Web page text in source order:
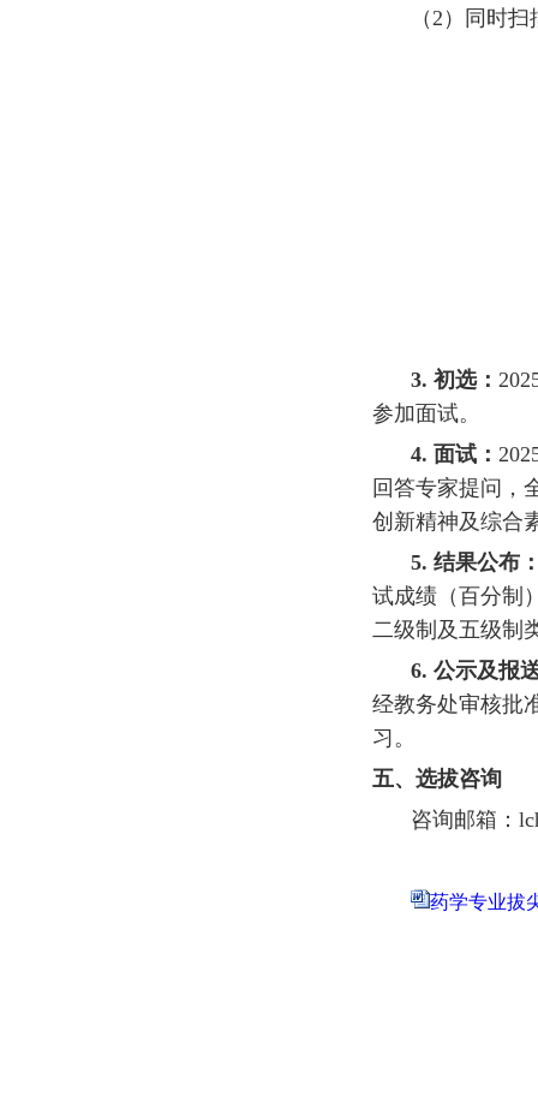
（2 ）同时
3. 初选：
参加面试。
4. 面试：
回答专家提问，
创新精神及综合
5. 结果公布
试成绩（百分制
二级制及五级制
6. 公示及报
经教务处审核批
习。
五、选拔咨询
咨询邮箱：
药学专业拔